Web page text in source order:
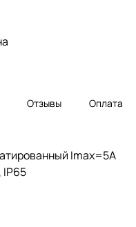
Отзывы Оплата
Imax=5А
IP65